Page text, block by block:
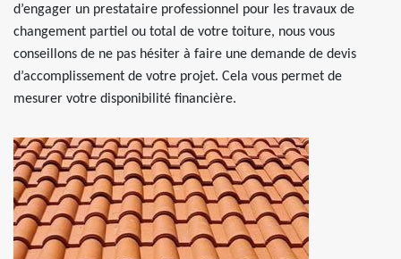
d’engager un prestataire professionnel pour les travaux de
changement partiel ou total de votre toiture, nous vous
conseillons de ne pas hésiter à faire une demande de devis
d’accomplissement de votre projet. Cela vous permet de
mesurer votre disponibilité financière.